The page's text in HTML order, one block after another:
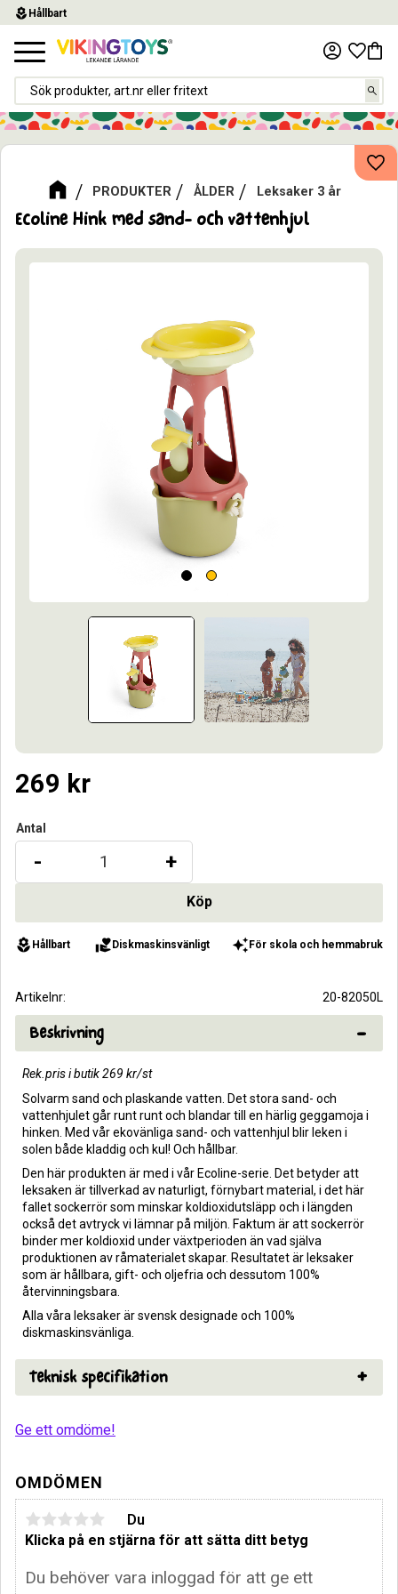
Meny
local_florist Hållbart
PRODUKTER ÅLDER Leksaker 3 år
Ecoline Hink med sand- och vattenhjul
269 kr
Antal
+
-
local_florist Hållbart volunteer_activism Diskmaskinsvänligt auto_awesome För skola och hemmabruk
Artikelnr 20-82050L
Ge ett omdöme!
Beskrivning
Rek.pris i butik 269 kr/st
Solvarm sand och plaskande vatten. Det stora sand- och
vattenhjulet går runt runt och blandar till en härlig geggamoja i
hinken. Med vår ekovänliga sand- och vattenhjul blir leken i
solen både kladdig och kul! Och hållbar.
Den här produkten är med i vår Ecoline-serie. Det betyder att
leksaken är tillverkad av naturligt, förnybart material, i det här
fallet sockerrör som minskar koldioxidutsläpp och i längden
också det avtryck vi lämnar på miljön. Faktum är att sockerrör
binder mer koldioxid under växtperioden än vad själva
produktionen av råmaterialet skapar. Resultatet är leksaker
som är hållbara, gift- och oljefria och dessutom 100%
återvinningsbara.
Alla våra leksaker är svensk designade och 100%
diskmaskinsvänliga.
Teknisk specifikation
OMDÖMEN
Du
Klicka på en stjärna för att sätta ditt betyg